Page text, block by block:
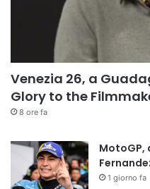
Venezia 26, a
Glory to the
8 ore fa
MotoGP,
1 giorno fa